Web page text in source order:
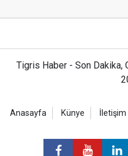
Tigris Haber - Son Dakika,
Anasayfa Künye İletişim